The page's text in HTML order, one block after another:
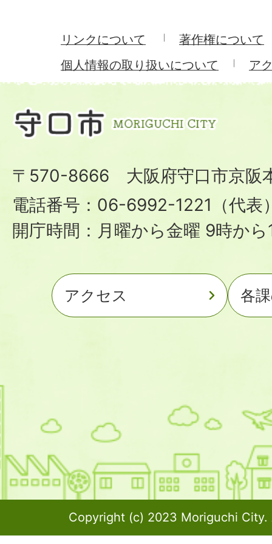
リンクについて
著作権について
個人情報の取り扱いについて
ア
〒570-8666 大阪府守口市京阪
電話番号：06-6992-1221（代表
開庁時間：月曜から金曜 9時か
アクセス 各
Copyright (c) 2023 Moriguchi City.